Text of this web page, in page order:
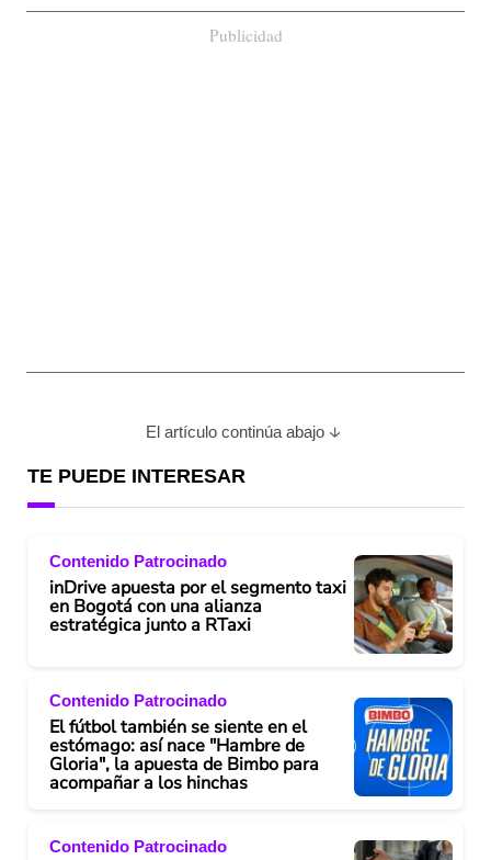
Publicidad
El artículo continúa abajo
TE PUEDE INTERESAR
Contenido Patrocinado
inDrive apuesta por el segmento taxi
en Bogotá con una alianza
estratégica junto a RTaxi
Contenido Patrocinado
El fútbol también se siente en el
estómago: así nace "Hambre de
Gloria", la apuesta de Bimbo para
acompañar a los hinchas
Contenido Patrocinado